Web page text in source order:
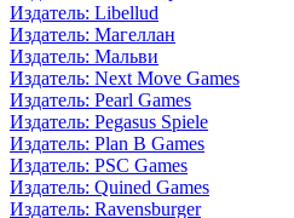
Издатель: Libellud
Издатель: Магеллан
Издатель: Мальви
Издатель: Next Move Games
Издатель: Pearl Games
Издатель: Pegasus Spiele
Издатель: Plan B Games
Издатель: PSC Games
Издатель: Quined Games
Издатель: Ravensburger